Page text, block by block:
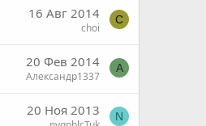
16 Авг 2014
choi
C
20 Фев 2014
Александр1337
А
20 Ноя 2013 N